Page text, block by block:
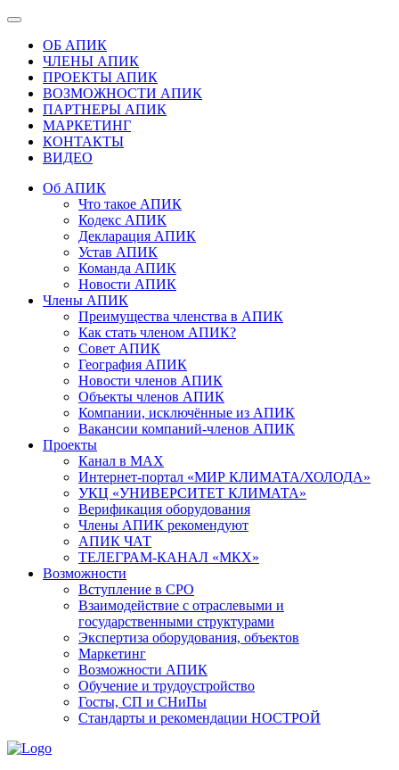
ОБ АПИК
ЧЛЕНЫ АПИК
ПРОЕКТЫ АПИК
ВОЗМОЖНОСТИ АПИК
ПАРТНЕРЫ АПИК
МАРКЕТИНГ
КОНТАКТЫ
ВИДЕО
Об АПИК
Что такое АПИК
Кодекс АПИК
Декларация АПИК
Устав АПИК
Команда АПИК
Новости АПИК
Члены АПИК
Преимущества членства в АПИК
Как стать членом АПИК?
Совет АПИК
География АПИК
Новости членов АПИК
Объекты членов АПИК
Компании, исключённые из АПИК
Вакансии компаний-членов АПИК
Проекты
Канал в MAX
Интернет-портал «МИР КЛИМАТА/ХОЛОДА»
УКЦ «УНИВЕРСИТЕТ КЛИМАТА»
Верификация оборудования
Члены АПИК рекомендуют
АПИК ЧАТ
ТЕЛЕГРАМ-КАНАЛ «МКХ»
Возможности
Вступление в СРО
Взаимодействие с отраслевыми и
государственными структурами
Экспертиза оборудования, объектов
Маркетинг
Возможности АПИК
Обучение и трудоустройство
Госты, СП и СНиПы
Стандарты и рекомендации НОСТРОЙ